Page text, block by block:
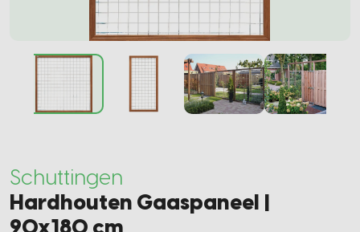
Schuttingen
Hardhouten Gaaspaneel |